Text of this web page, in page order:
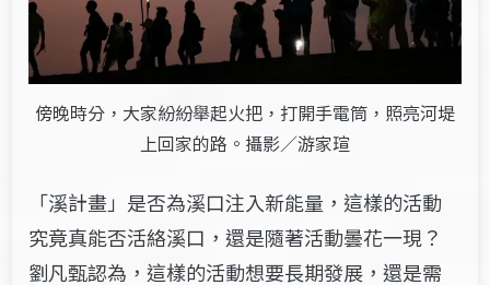
傍晚時分，大家紛紛舉起火把，打開手電筒，照亮河堤
上回家的路。攝影／游家瑄
「溪計畫」是否為溪口注入新能量，這樣的活動
究竟真能否活絡溪口，還是隨著活動曇花一現？
劉凡甄認為，這樣的活動想要長期發展，還是需